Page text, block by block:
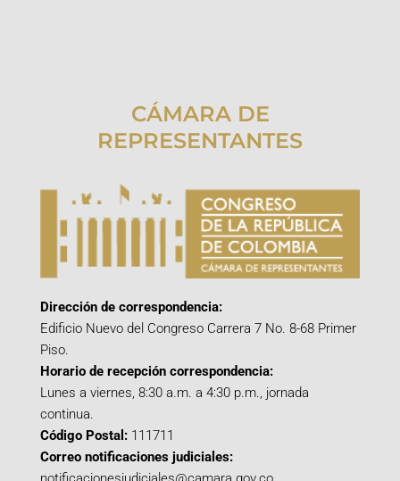
CÁMARA DE
REPRESENTANTES
Dirección de correspondencia:
Edificio Nuevo del Congreso Carrera 7 No. 8-68 Primer
Piso.
Horario de recepción correspondencia:
Lunes a viernes, 8:30 a.m. a 4:30 p.m., jornada
continua.
Código Postal: 111711
Correo notificaciones judiciales: